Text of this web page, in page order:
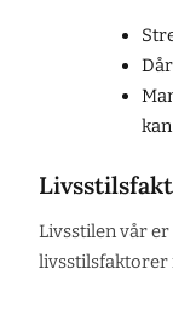
Livsstilen vår
livsstilsfaktorer